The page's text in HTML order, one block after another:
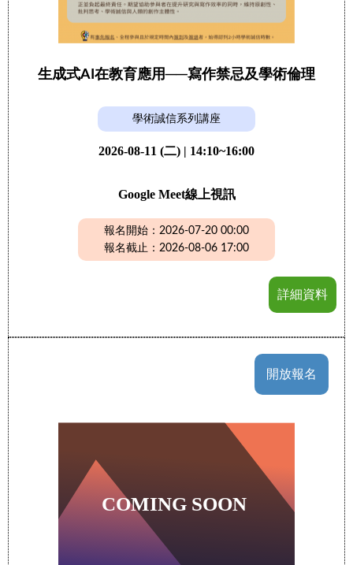
生成式AI在教育應用──寫作禁忌及學術倫理
學術誠信系列講座
2026-08-11 (二) | 14:10~16:00
Google Meet線上視訊
報名開始：2026-07-20 00:00
報名截止：2026-08-06 17:00
詳細資料
開放報名